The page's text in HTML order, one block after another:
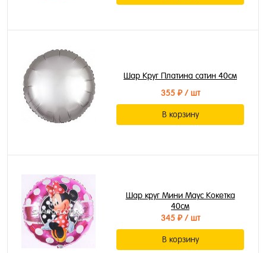
Шар Круг Платина сатин 40см
355 ₽/ шт
В корзину
Шар круг Мини Маус Кокетка
40см
345 ₽/ шт
В корзину